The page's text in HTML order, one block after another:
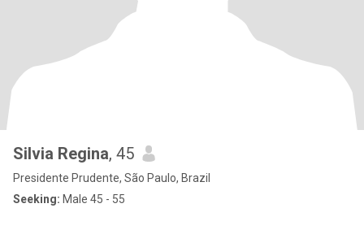
Silvia Regina, 45
Presidente Prudente, São Paulo, Brazil
Seeking: Male 45 - 55